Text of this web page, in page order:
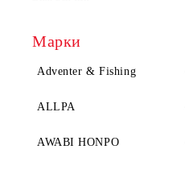
Марки
Adventer & Fishing
ALLPA
AWABI HONPO